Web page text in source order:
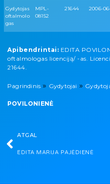
Gydytojas
oftalmolo
gas
MPL-
08152
21644 2006-
Apibendrintai: EDITA
oftalmologas licenciją/ -as.
21644.
Pagrindinis » Gydytojai »
POVILONIENĖ
ATGAL
EDITA MARIJA PAJĖDIENĖ